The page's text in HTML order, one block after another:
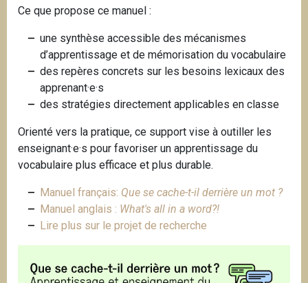
Ce que propose ce manuel :
une synthèse accessible des mécanismes
d’apprentissage et de mémorisation du vocabulaire
des repères concrets sur les besoins lexicaux des
apprenant·e·s
des stratégies directement applicables en classe
Orienté vers la pratique, ce support vise à outiller les
enseignant·e·s pour favoriser un apprentissage du
vocabulaire plus efficace et plus durable.
Manuel français: Que se cache-t-il derrière un mot ?
Manuel anglais : What's all in a word?!
Lire plus sur le projet de recherche